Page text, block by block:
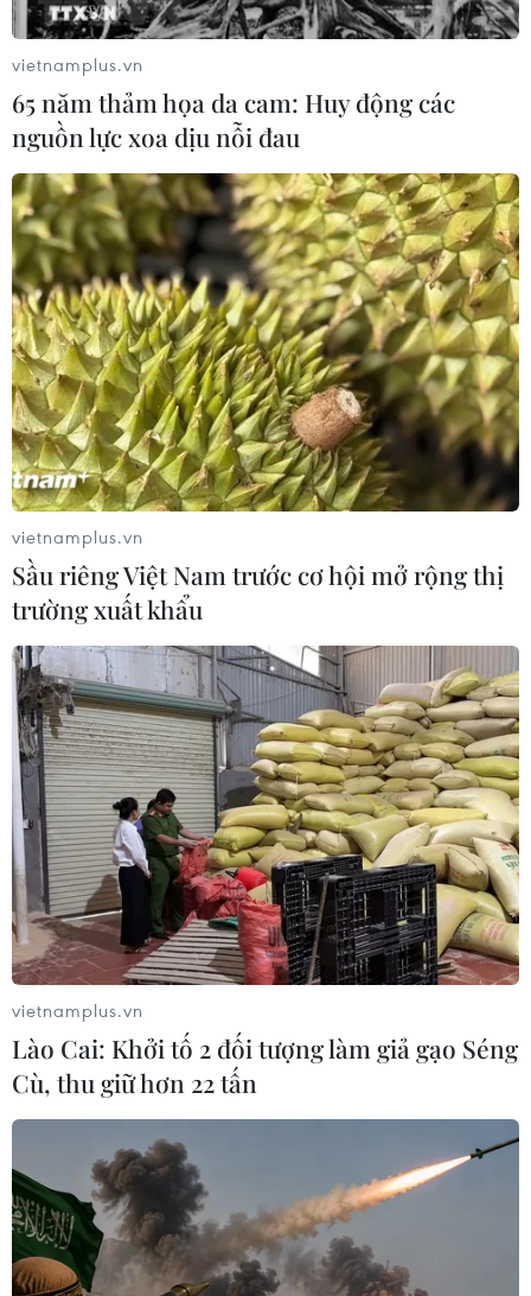
TIN CÙNG CHUYÊN MỤC
Sầu riêng Việt Nam trước cơ hội mở
rộng thị trường xuất khẩu
10/08/2026 09:52
Giá vàng trong nước đảo chiều, tăng
600.000 đồng phiên chiều nay
Trái cây Việt Nam còn nhiều dư địa
tại Thổ Nhĩ Kỳ
vietnamplus.vn
65 năm thảm họa da cam: Huy động các
nguồn lực xoa dịu nỗi đau
vietnamplus.vn
Sầu riêng Việt Nam trước cơ hội mở rộng thị
trường xuất khẩu
vietnamplus.vn
Lào Cai: Khởi tố 2 đối tượng làm giả gạo Séng
Cù, thu giữ hơn 22 tấn